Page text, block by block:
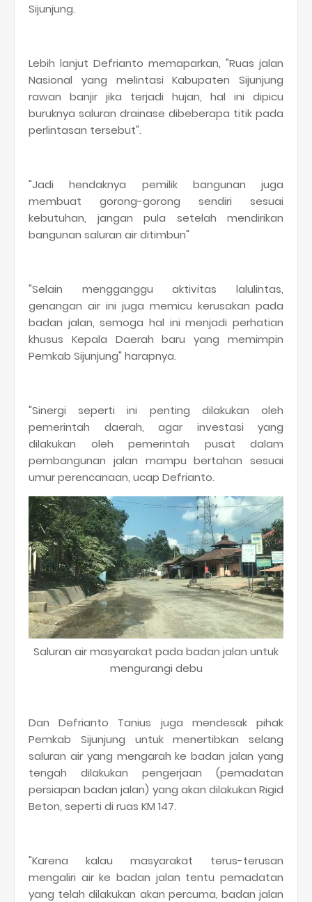
Sijunjung.
Lebih lanjut Defrianto memaparkan, "Ruas jalan
Nasional yang melintasi Kabupaten Sijunjung
rawan banjir jika terjadi hujan, hal ini dipicu
buruknya saluran drainase dibeberapa titik pada
perlintasan tersebut".
"Jadi hendaknya pemilik bangunan juga
membuat gorong-gorong sendiri sesuai
kebutuhan, jangan pula setelah mendirikan
bangunan saluran air ditimbun"
"Selain mengganggu aktivitas lalulintas,
genangan air ini juga memicu kerusakan pada
badan jalan, semoga hal ini menjadi perhatian
khusus Kepala Daerah baru yang memimpin
Pemkab Sijunjung" harapnya.
"Sinergi seperti ini penting dilakukan oleh
pemerintah daerah, agar investasi yang
dilakukan oleh pemerintah pusat dalam
pembangunan jalan mampu bertahan sesuai
umur perencanaan, ucap Defrianto.
Saluran air masyarakat pada badan jalan untuk
mengurangi debu
Dan Defrianto Tanius juga mendesak pihak
Pemkab Sijunjung untuk menertibkan selang
saluran air yang mengarah ke badan jalan yang
tengah dilakukan pengerjaan (pemadatan
persiapan badan jalan) yang akan dilakukan Rigid
Beton, seperti di ruas KM 147.
"Karena kalau masyarakat terus-terusan
mengaliri air ke badan jalan tentu pemadatan
yang telah dilakukan akan percuma, badan jalan